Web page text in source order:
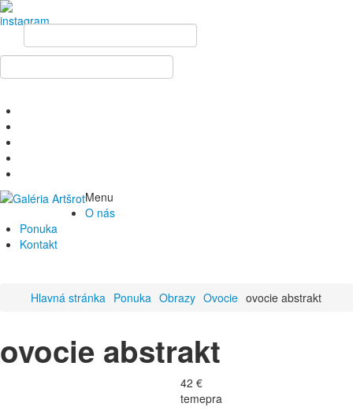
Menu
O nás
Ponuka
Kontakt
Hlavná stránka Ponuka Obrazy Ovocie ovocie abstrakt
ovocie abstrakt
42 €
temepra